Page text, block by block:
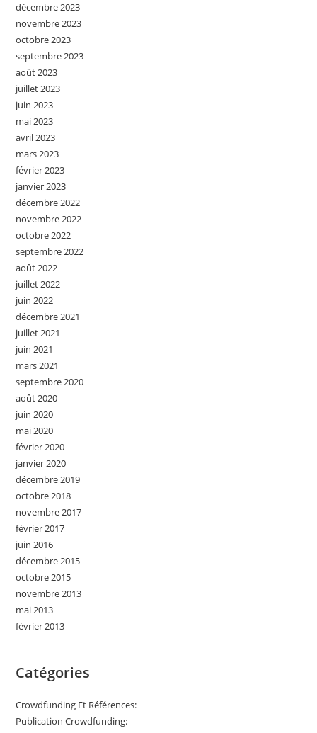
décembre 2023
novembre 2023
octobre 2023
septembre 2023
août 2023
juillet 2023
juin 2023
mai 2023
avril 2023
mars 2023
février 2023
janvier 2023
décembre 2022
novembre 2022
octobre 2022
septembre 2022
août 2022
juillet 2022
juin 2022
décembre 2021
juillet 2021
juin 2021
mars 2021
septembre 2020
août 2020
juin 2020
mai 2020
février 2020
janvier 2020
décembre 2019
octobre 2018
novembre 2017
février 2017
juin 2016
décembre 2015
octobre 2015
novembre 2013
mai 2013
février 2013
Catégories
Crowdfunding Et Références:
Publication Crowdfunding: